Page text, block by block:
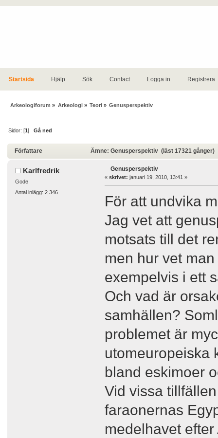
Startsida Hjälp Sök Contact Logga in Registrera
Arkeologiforum » Arkeologi» Teori» Genusperspektiv
Sidor: [1]Gå ned
Författare Ämne: Genusperspektiv (läst 17321 gånger)
Karlfredrik
Gode
Antal inlägg: 2 346
Genusperspektiv
« skrivet: januari 19, 2010, 13:41 »
För att undvika
Jag vet att
motsats till det
men hur vet
exempelvis i ett
Och vad är
samhällen?
problemet är
utomeuropeiska
bland eskimoer
Vid vissa
faraonernas
medelhavet